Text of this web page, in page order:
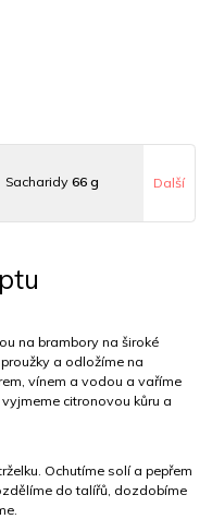
Sacharidy 66 g
Draslík
8538.3 mg
B120 mg
Další
na brambory na široké
a odložíme na
vínem a vodou a vaříme
citronovou kůru a
Ochutíme solí a pepřem
do talířů, dozdobíme